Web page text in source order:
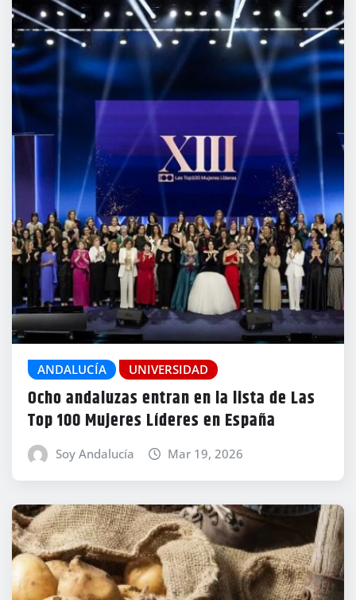
ANDALUCÍA UNIVERSIDAD
Ocho andaluzas entran en la lista de Las
Top 100 Mujeres Líderes en España
Soy Andalucía Mar 19, 2026